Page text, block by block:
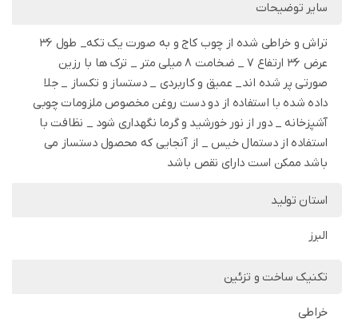
سایر توضیحات
تراش و خراطی شده از چوب کاج و به صورت یک تکه_ طول 36
عرض 36 ارتفاع 7 _ ضخامت ۸ میلی متر _ ترک ها با رزین
صورتی پر شده اند_ عمیق و کاربردی _ دستساز و تکساز _ جلا
داده شده با استفاده از دو دست روغن مخصوص ملزومات چوبی
آشپزخانه _ دور از نور خورشید و گرما نگهداری شود _ نظافت با
استفاده از دستمال خیس _ از آنجایی که محصول دستساز می
باشد ممکن است دارای نقص باشد
استان تولید
البرز
تکنیک ساخت و تزئین
خراطی